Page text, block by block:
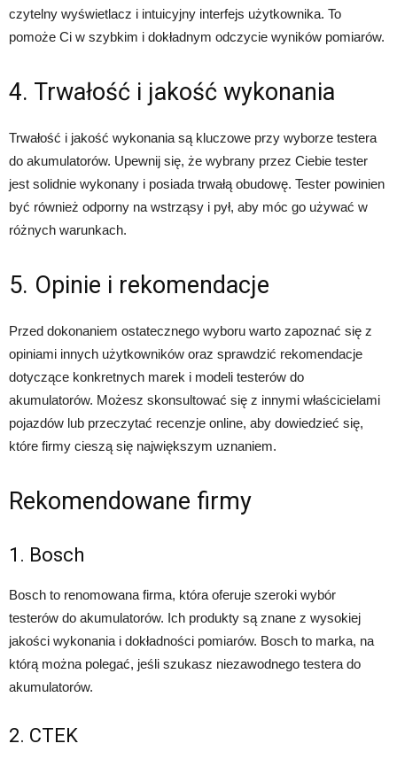
czytelny wyświetlacz i intuicyjny interfejs użytkownika. To
pomoże Ci w szybkim i dokładnym odczycie wyników pomiarów.
4. Trwałość i jakość wykonania
Trwałość i jakość wykonania są kluczowe przy wyborze testera
do akumulatorów. Upewnij się, że wybrany przez Ciebie tester
jest solidnie wykonany i posiada trwałą obudowę. Tester powinien
być również odporny na wstrząsy i pył, aby móc go używać w
różnych warunkach.
5. Opinie i rekomendacje
Przed dokonaniem ostatecznego wyboru warto zapoznać się z
opiniami innych użytkowników oraz sprawdzić rekomendacje
dotyczące konkretnych marek i modeli testerów do
akumulatorów. Możesz skonsultować się z innymi właścicielami
pojazdów lub przeczytać recenzje online, aby dowiedzieć się,
które firmy cieszą się największym uznaniem.
Rekomendowane firmy
1. Bosch
Bosch to renomowana firma, która oferuje szeroki wybór
testerów do akumulatorów. Ich produkty są znane z wysokiej
jakości wykonania i dokładności pomiarów. Bosch to marka, na
którą można polegać, jeśli szukasz niezawodnego testera do
akumulatorów.
2. CTEK